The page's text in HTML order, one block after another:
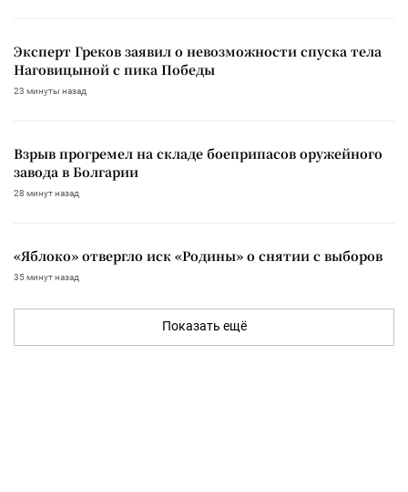
Эксперт Греков заявил о невозможности спуска тела
Наговицыной с пика Победы
23 минуты назад
Взрыв прогремел на складе боеприпасов оружейного
завода в Болгарии
28 минут назад
«Яблоко» отвергло иск «Родины» о снятии с выборов
35 минут назад
Показать ещё